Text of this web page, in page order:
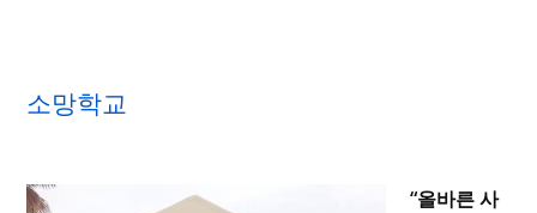
소망학교
“올바른 사